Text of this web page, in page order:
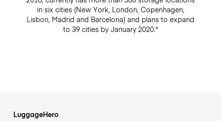
in six cities (New York, London, Copenhagen,
Lisbon, Madrid and Barcelona) and plans to expand
to 39 cities by January 2020."
LuggageHero